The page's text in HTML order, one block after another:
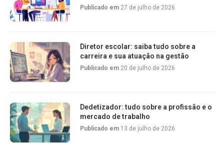
Publicado em 27 de julho de 2026
Diretor escolar: saiba tudo sobre a
carreira e sua atuação na gestão
Publicado em 20 de julho de 2026
Dedetizador: tudo sobre a profissão e o
mercado de trabalho
Publicado em 13 de julho de 2026